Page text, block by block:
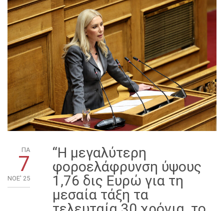
ΠΑ
7
ΝΟΈ' 25
“Η μεγαλύτερη
φοροελάφρυνση ύψους
1,76 δις Ευρώ για τη
μεσαία τάξη τα